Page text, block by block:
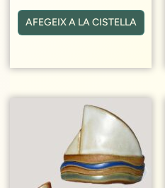
AFEGEIX A LA CISTELLA